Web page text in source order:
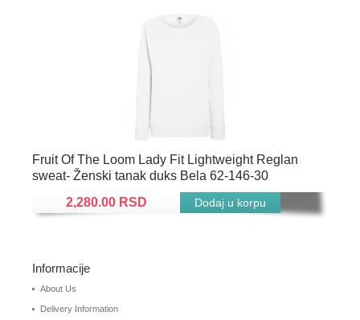
Fruit Of The Loom Lady Fit Lightweight Reglan
sweat- Ženski tanak duks Bela 62-146-30
2,280.00 RSD
Informacije
About Us
Delivery Information